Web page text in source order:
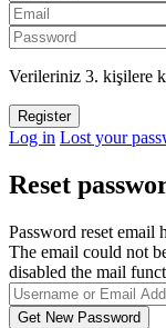
Verileriniz 3. kişilere
Log in Lost your
Reset
Password reset email
The email could not
disabled the mail